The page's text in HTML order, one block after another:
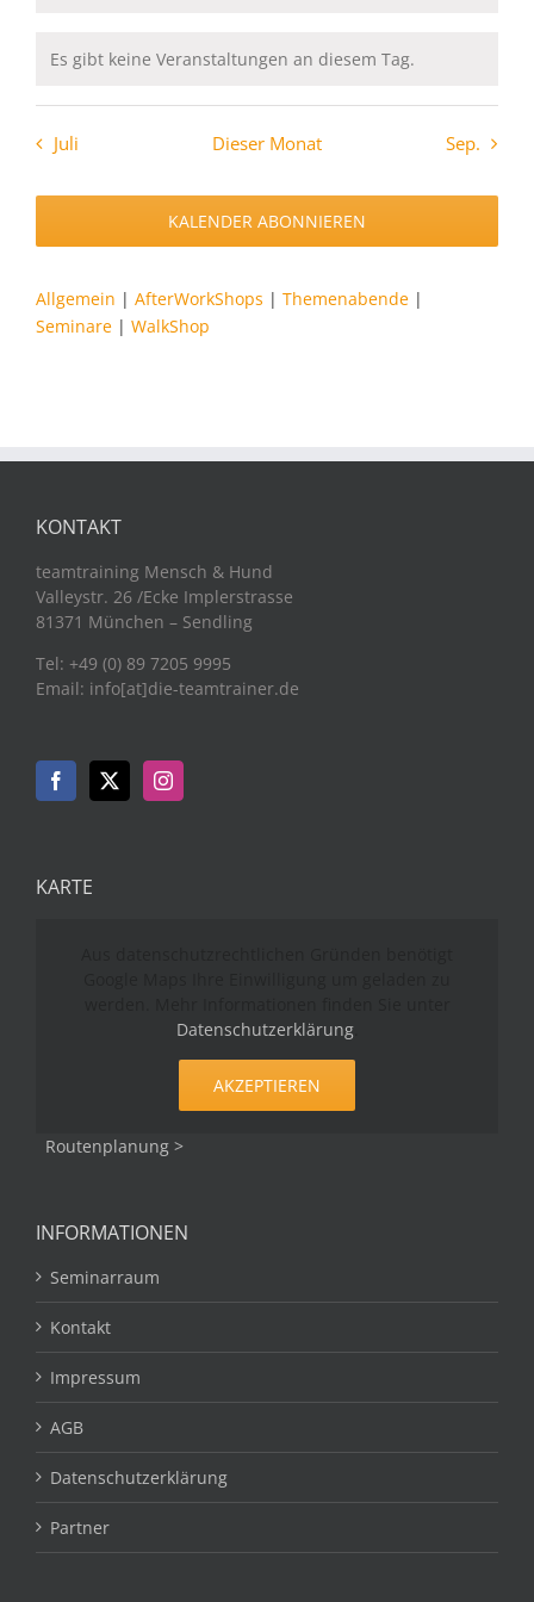
Hinweis
Es gibt keine Veranstaltungen an diesem Tag.
Juli Dieser Monat Sep.
KALENDER ABONNIEREN
Allgemein | AfterWorkShops | Themenabende |
Seminare | WalkShop
KONTAKT
teamtraining Mensch & Hund
Valleystr. 26 /Ecke Implerstrasse
81371 München – Sendling
Tel: +49 (0) 89 7205 9995
Email: info[at]die-teamtrainer.de
KARTE
Datenschutzerklärung.
AKZEPTIEREN
Routenplanung >
INFORMATIONEN
Seminarraum
Kontakt
Impressum
AGB
Datenschutzerklärung
Partner